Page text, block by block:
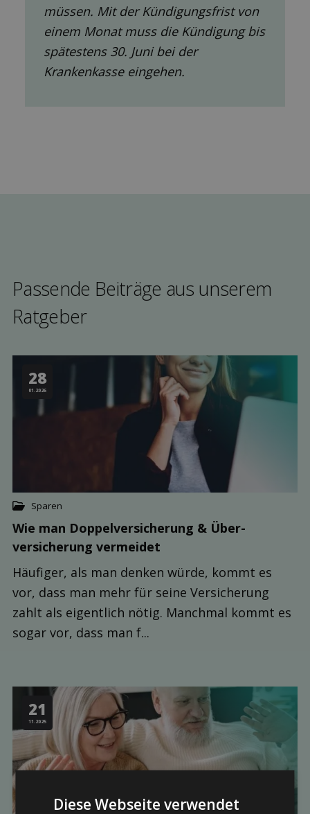
müssen. Mit der Kündigungsfrist von
einem Monat muss die Kündigung bis
spätestens 30. Juni bei der
Krankenkasse eingehen.
Passende Beiträge aus unserem
Rat­geber
28
01.2026
Sparen
Wie man Doppel­versicherung & Über­
versicherung vermeidet
Häufiger, als man denken würde, kommt es
vor, dass man mehr für seine Versicherung
zahlt als eigentlich nötig. Manchmal kommt es
sogar vor, dass man f...
21
11.2025
Diese Webseite verwendet